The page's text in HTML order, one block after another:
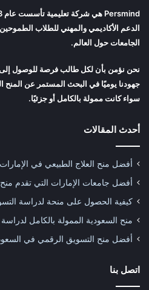
الدعم الأكاديمي والمهني للطلاب
الجامعات حول العالم.
نحن نؤمن بأن لكل طالب فرصة للوصول إلى
جهودنا يوميًا في البحث المستمر عن المنح
سواء كانت ممولة بالكامل أو جزئيًا.
أحدث المقالات
أفضل منح العلاج الطبيعي في
أفضل جامعات الإمارات التي تقدم
كيفية الحصول على منحة لدراسة
منح السعودية الممولة بالكامل
أفضل منح التسويق الرقمي في
اتصل بنا